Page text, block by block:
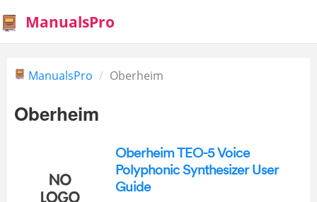
ManualsPro
ManualsPro Oberheim
Oberheim
Oberheim TEO-5 Voice
Polyphonic Synthesizer User
Guide